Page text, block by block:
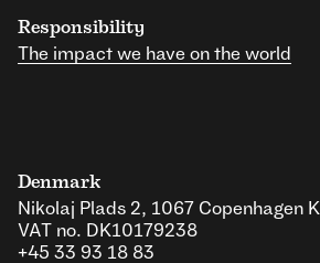
Responsibility
The impact we have on the world
Denmark
Nikolaj Plads 2, 1067 Copenhagen K
VAT no. DK10179238
+45 33 93 18 83